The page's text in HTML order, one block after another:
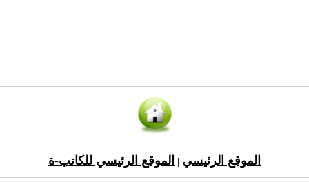
الموقع الرئيسي الموقع الرئيسي للكاتب-ة